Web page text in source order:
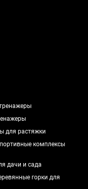
для растяжки
комплексы
дачи и сада
горки для